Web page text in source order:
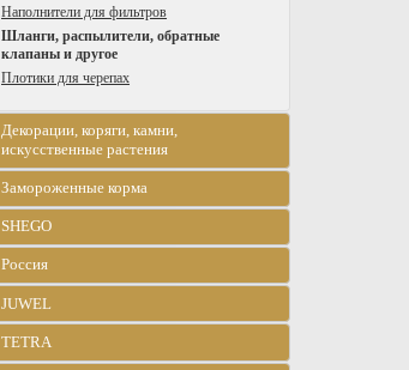
Наполнители для фильтров
Шланги, распылители, обратные
клапаны и другое
Плотики для черепах
Декорации, коряги, камни,
искусственные растения
Замороженные корма
SHEGO
Россия
JUWEL
TETRA